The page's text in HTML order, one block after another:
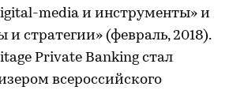
media и инструменты» и
стратегии» (февраль, 2018).
Private Banking стал
всероссийского